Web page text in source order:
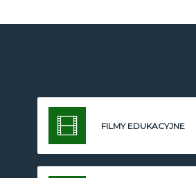
FILMY EDUKACYJNE